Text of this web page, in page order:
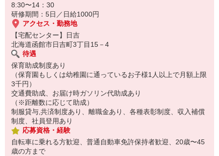
8:30〜14：30
研修期間：5日／日給1000円
アクセス・勤務地
【宅配センター】日吉
北海道函館市日吉町3丁目15－4
待遇
保育助成制度あり
（保育園もしくは幼稚園に通っているお子様1人以上で月額上限
3千円）
交通費助成、お届け時ガソリン代助成あり
（※距離数に応じて助成）
制服貸与,共済制度あり、離職金あり、各種表彰制度、収入補償
制度、社員登用あり
応募資格・経験
自転車に乗れる方歓迎、普通自動車免許保持者歓迎、20歳〜45
歳の方まで